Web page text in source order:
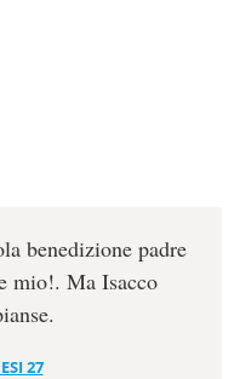
benedizione padre
mio!. Ma Isacco
27